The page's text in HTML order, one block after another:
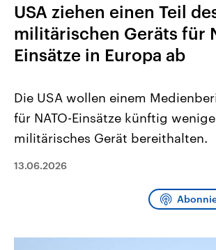
Landtagswahl Sachsen-Anhalt
2026
Sachsen-Anhalt wählt am 6.
Bundesland von einer Koalition aus
USA
den
mit
USA ziehen einen Teil
militärischen Geräts für
Einsätze in Europa ab
Die USA wollen einem
für NATO-Einsätze künftig
militärisches Gerät bereithalten.
13.06.2026